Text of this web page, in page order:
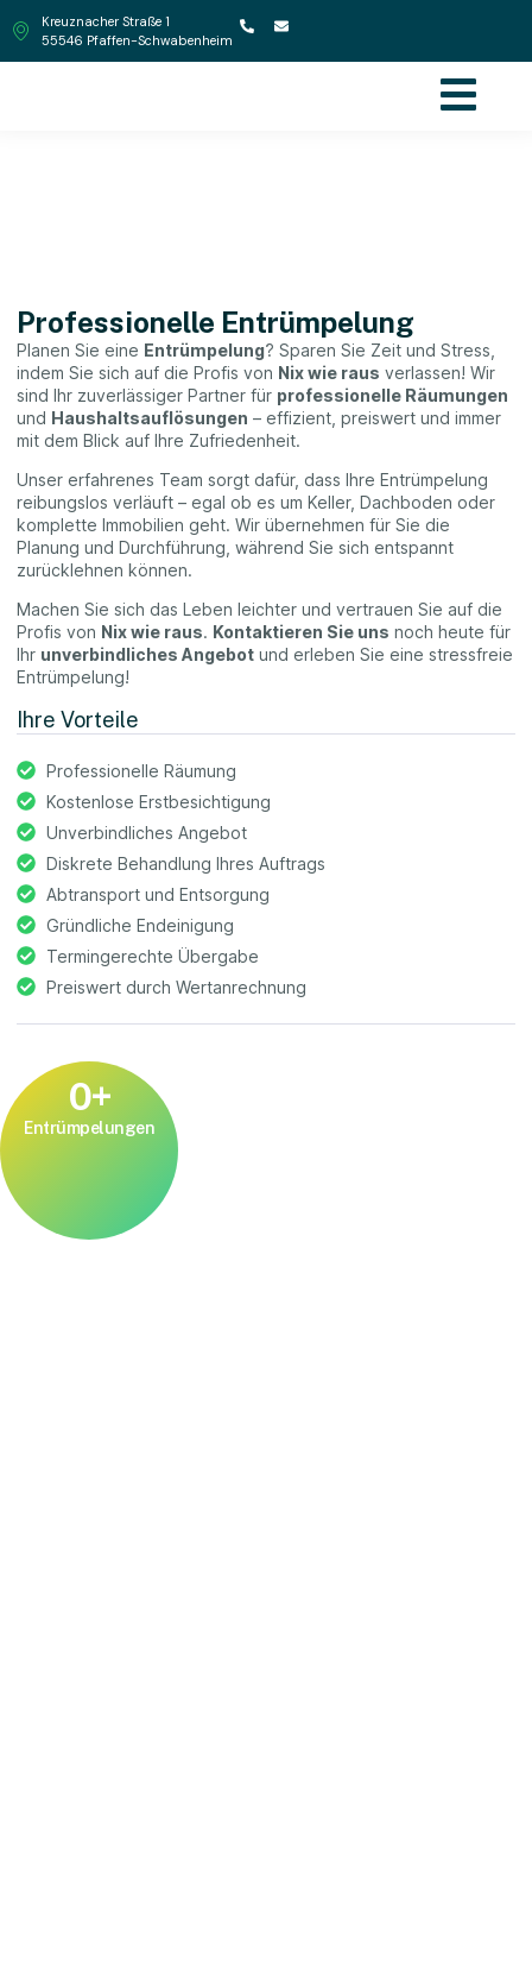
Kreuznacher Straße 1
55546 Pfaffen-Schwabenheim
Professionelle Entrümpelung
Planen Sie eine Entrümpelung? Sparen Sie Zeit und Stress,
indem Sie sich auf die Profis von Nix wie raus verlassen! Wir
sind Ihr zuverlässiger Partner für professionelle Räumungen
und Haushaltsauflösungen – effizient, preiswert und immer
mit dem Blick auf Ihre Zufriedenheit.
Unser erfahrenes Team sorgt dafür, dass Ihre Entrümpelung
reibungslos verläuft – egal ob es um Keller, Dachboden oder
komplette Immobilien geht. Wir übernehmen für Sie die
Planung und Durchführung, während Sie sich entspannt
zurücklehnen können.
Machen Sie sich das Leben leichter und vertrauen Sie auf die
Profis von Nix wie raus. Kontaktieren Sie uns noch heute für
Ihr unverbindliches Angebot und erleben Sie eine stressfreie
Entrümpelung!
Ihre Vorteile
Professionelle Räumung
Kostenlose Erstbesichtigung
Unverbindliches Angebot
Diskrete Behandlung Ihres Auftrags
Abtransport und Entsorgung
Gründliche Endeinigung
Termingerechte Übergabe
Preiswert durch Wertanrechnung
Entrümpelungen
0+